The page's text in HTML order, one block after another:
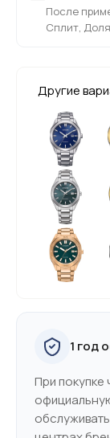
После
Сплит,
Другие
1 год
При покупке